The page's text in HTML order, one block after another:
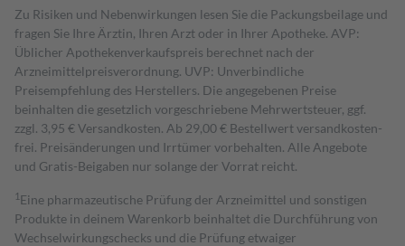
Zu Risiken und Nebenwirkungen lesen Sie die Packungsbeilage und
fragen Sie Ihre Ärztin, Ihren Arzt oder in Ihrer Apotheke. AVP:
Üblicher Apothekenverkaufspreis berechnet nach der
Arzneimittelpreisverordnung. UVP: Unverbindliche
Preisempfehlung des Herstellers. Die angegebenen Preise
beinhalten die gesetzlich vorgeschriebene Mehrwertsteuer, ggf.
zzgl. 3,95 € Versandkosten. Ab 29,00 € Bestell­wert versand­kosten­
frei. Preisänderungen und Irrtümer vorbehalten. Alle Angebote
und Gratis-Beigaben nur solange der Vorrat reicht.
1 Eine pharmazeutische Prüfung der Arzneimittel und sonstigen
Produkte in deinem Warenkorb beinhaltet die Durchführung von
Wechselwirkungschecks und die Prüfung etwaiger